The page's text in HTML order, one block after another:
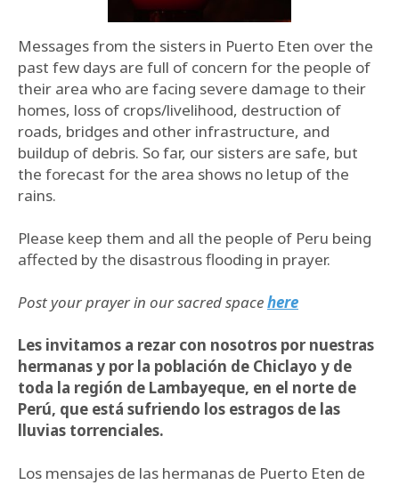
Messages from the sisters in Puerto Eten over the
past few days are full of concern for the people of
their area who are facing severe damage to their
homes, loss of crops/livelihood, destruction of
roads, bridges and other infrastructure, and
buildup of debris. So far, our sisters are safe, but
the forecast for the area shows no letup of the
rains.
Please keep them and all the people of Peru being
affected by the disastrous flooding in prayer.
Post your prayer in our sacred spacehere
Les invitamos a rezar con nosotros por nuestras
hermanas y por la población de Chiclayo y de
toda la región de Lambayeque, en el norte de
Perú, que está sufriendo los estragos de las
lluvias torrenciales.
Los mensajes de las hermanas de Puerto Eten de